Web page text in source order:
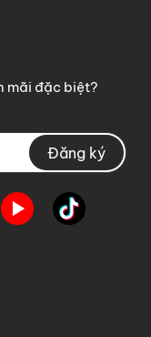
mãi đặc biệt?
Đăng ký